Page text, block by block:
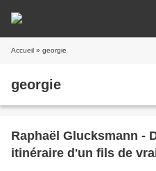
Accueil » georgie
georgie
Raphaël Glucksmann -
itinéraire d'un fils de